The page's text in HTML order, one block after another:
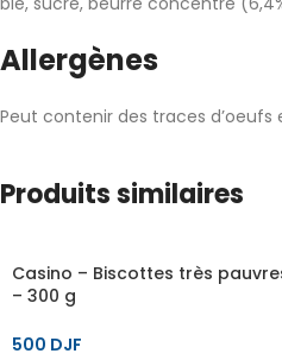
Allergènes
Peut contenir des traces d’oeufs
Produits similaires
Casino – Biscottes très
– 300 g
500 DJF